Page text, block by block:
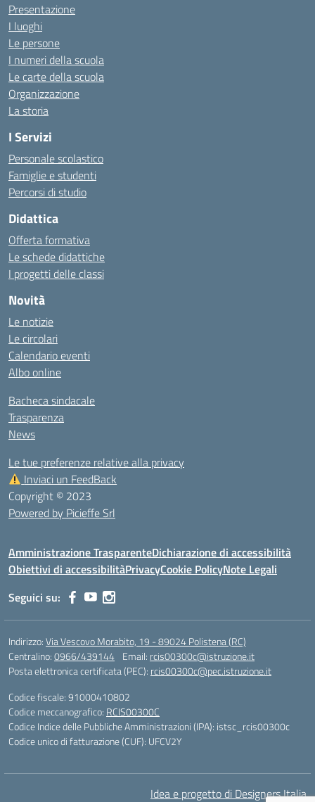
Presentazione
I luoghi
Le persone
I numeri della scuola
Le carte della scuola
Organizzazione
La storia
I Servizi
Personale scolastico
Famiglie e studenti
Percorsi di studio
Didattica
Offerta formativa
Le schede didattiche
I progetti delle classi
Novità
Le notizie
Le circolari
Calendario eventi
Albo online
Bacheca sindacale
Trasparenza
News
Le tue preferenze relative alla privacy
Inviaci un FeedBack
Copyright © 2023
Powered by Picieffe Srl
Amministrazione TrasparenteDichiarazione di accessibilità
Obiettivi di accessibilitàPrivacyCookie PolicyNote Legali
Seguici su:
Indirizzo:Via Vescovo Morabito, 19 - 89024 Polistena (RC)
Centralino:0966/439144 Email: rcis00300c@istruzione.it
Posta elettronica certificata (PEC): rcis00300c@pec.istruzione.it
Codice fiscale: 91000410802
Codice meccanografico: RCIS00300C
Codice Indice delle Pubbliche Amministrazioni (IPA): istsc_rcis00300c
Codice unico di fatturazione (CUF): UFCV2Y
Idea e progetto di Designers Italia